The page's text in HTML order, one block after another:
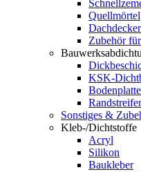
Quellmörtel
Zubehör
KSK-
Sonstiges &
Kleb-/Dichtstoffe
Acryl
Silikon
Baukleber